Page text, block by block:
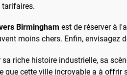
tarifaires.
Birmingham est de réserver à
moins chers. Enfin,
riche histoire industrielle, sa
que cette ville incroyable a à offrir